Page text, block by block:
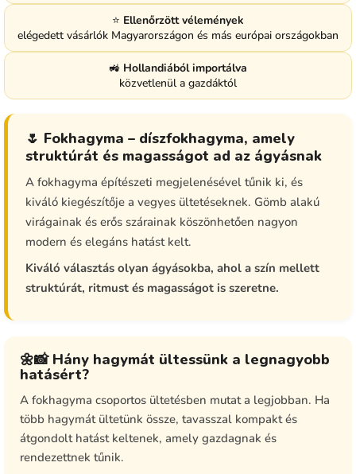
⭐ Ellenőrzött vélemények
elégedett vásárlók Magyarországon és más európai országokban
🚜 Hollandiából importálva
közvetlenül a gazdáktól
🌷 Fokhagyma – díszfokhagyma, amely
struktúrát és magasságot ad az ágyásnak
A fokhagyma építészeti megjelenésével tűnik ki, és
kiváló kiegészítője a vegyes ültetéseknek. Gömb alakú
virágainak és erős szárainak köszönhetően nagyon
modern és elegáns hatást kelt.
Kiváló választás olyan ágyásokba, ahol a szín mellett
struktúrát, ritmust és magasságot is szeretne.
🌼📸 Hány hagymát ültessünk a legnagyobb
hatásért?
A fokhagyma csoportos ültetésben mutat a legjobban. Ha
több hagymát ültetünk össze, tavasszal kompakt és
átgondolt hatást keltenek, amely gazdagnak és
rendezettnek tűnik.